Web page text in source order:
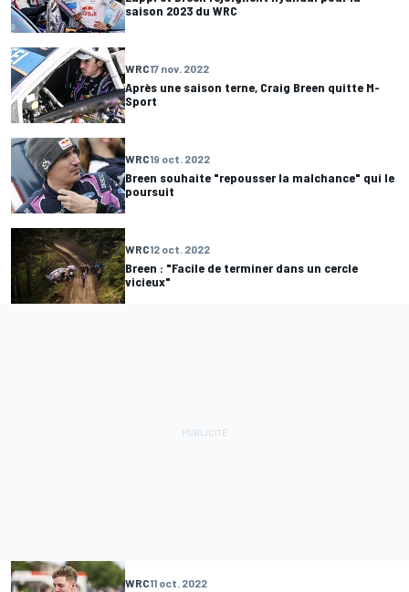
saison 2023 du WRC
WRC17 nov. 2022
Après une saison terne, Craig Breen quitte M-
Sport
WRC19 oct. 2022
Breen souhaite "repousser la malchance" qui le
poursuit
WRC12 oct. 2022
Breen : "Facile de terminer dans un cercle
vicieux"
WRC11 oct. 2022